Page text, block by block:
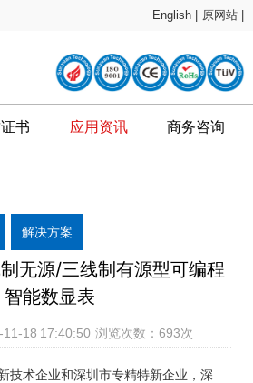
English | 原网站 |
书 应用资讯 商务咨询
解决方案
无源/三线制有源型可编程
智能数显表
18 17:40:50 浏览次数： 693次
术企业和深圳市专精特新企业，深